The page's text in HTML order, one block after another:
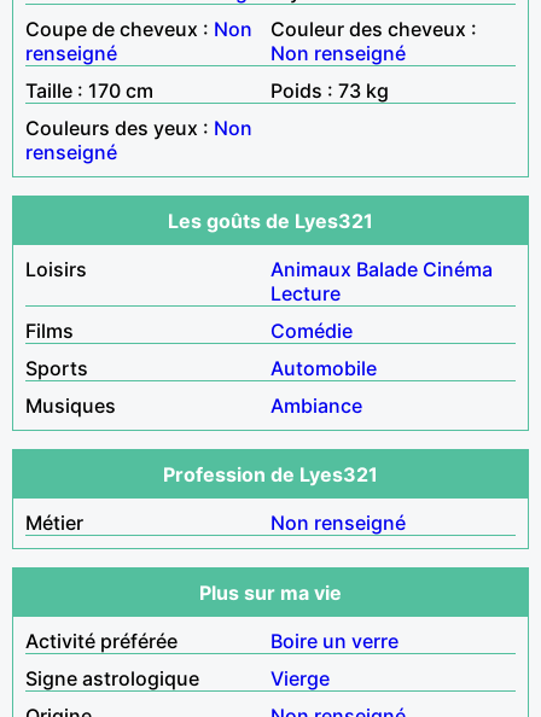
Coupe de cheveux : Non
renseigné
Couleur des cheveux :
Non renseigné
Taille : 170 cm
Poids : 73 kg
Couleurs des yeux : Non
renseigné
Les goûts de Lyes321
Loisirs
Animaux Balade Cinéma
Lecture
Films
Comédie
Sports
Automobile
Musiques
Ambiance
Profession de Lyes321
Métier
Non renseigné
Plus sur ma vie
Activité préférée
Boire un verre
Signe astrologique
Vierge